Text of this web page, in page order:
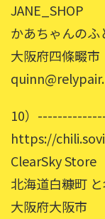
JANE_SHOP
かあちゃんのふ
大阪府四條畷市
10）
https://
ClearSky Store
北海道白糠町
大阪府大阪市